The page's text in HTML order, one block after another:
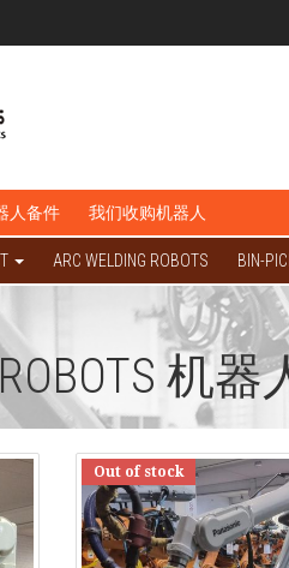
人备件 我们收购机器人
ARC WELDING ROBOTS BIN-
机器
Out of stock